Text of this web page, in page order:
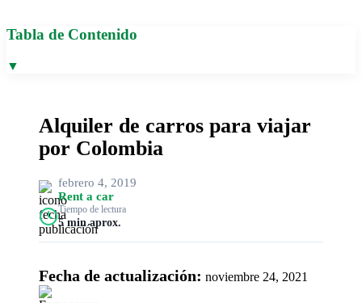
Tabla de Contenido
▼
Alquiler de carros para viajar
por Colombia
febrero 4, 2019
Rent a car
Tiempo de lectura
5 min aprox.
Fecha de actualización: noviembre 24, 2021